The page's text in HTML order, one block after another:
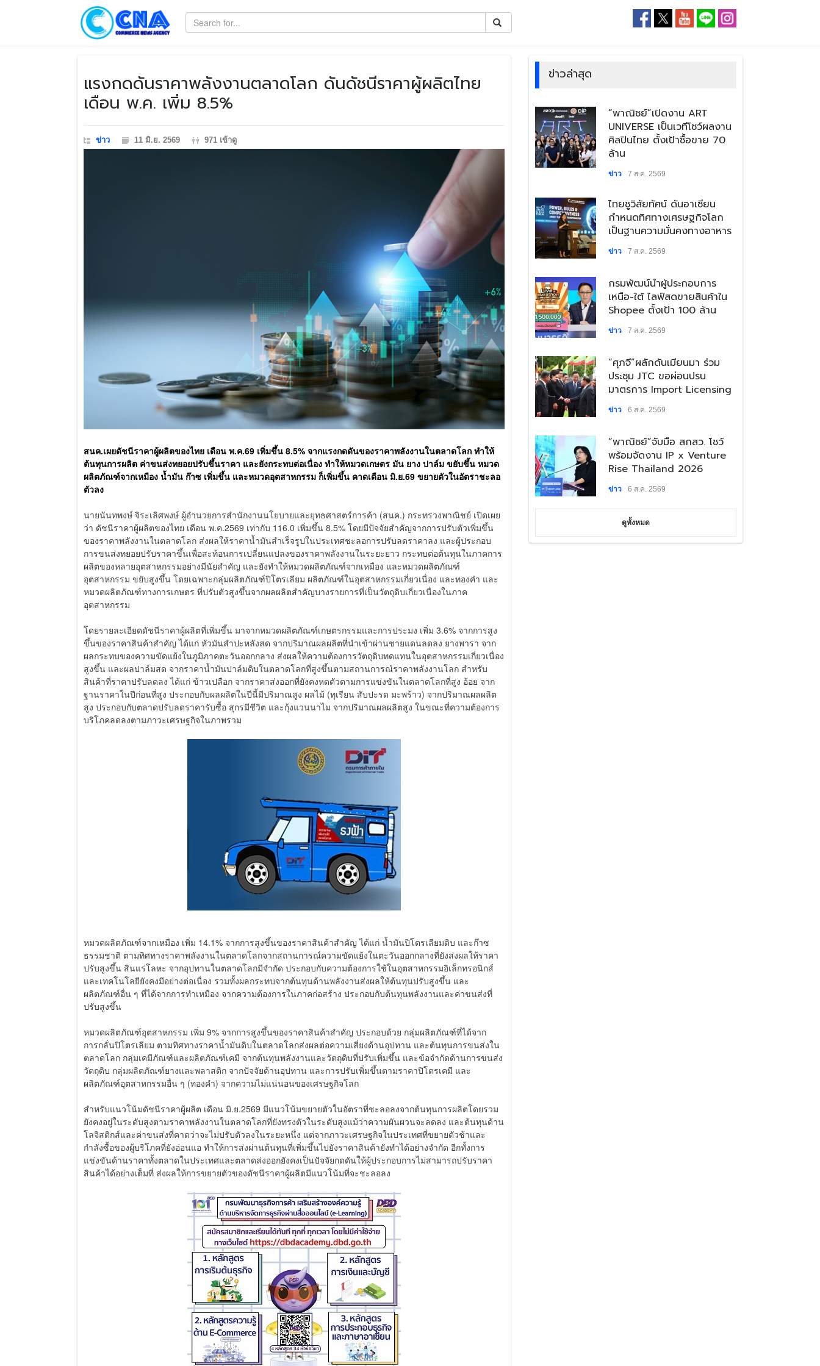
​แรงกดดันราคาพลังงานตลาดโลก ดันดัชนีราคาผู้ผลิตไทย
เดือน พ.ค. เพิ่ม 8.5%
ข่าว 11 มิ.ย. 2569 971 เข้าดู
สนค.เผยดัชนีราคาผู้ผลิตของไทย เดือน พ.ค.69 เพิ่มขึ้น 8.5% จากแรงกดดันของราคาพลังงานในตลาดโลก ทำให้
ต้นทุนการผลิต ค่าขนส่งทยอยปรับขึ้นราคา และยังกระทบต่อเนื่อง ทำให้หมวดเกษตร มัน ยาง ปาล์ม ขยับขึ้น หมวด
ผลิตภัณฑ์จากเหมือง น้ำมัน ก๊าซ เพิ่มขึ้น และหมวดอุตสาหกรรม ก็เพิ่มขึ้น คาดเดือน มิ.ย.69 ขยายตัวในอัตราชะลอ
ตัวลง
นายนันทพงษ์ จิระเลิศพงษ์ ผู้อำนวยการสำนักงานนโยบายและยุทธศาสตร์การค้า (สนค.) กระทรวงพาณิชย์ เปิดเผย
ว่า ดัชนีราคาผู้ผลิตของไทย เดือน พ.ค.2569 เท่ากับ 116.0 เพิ่มขึ้น 8.5% โดยมีปัจจัยสำคัญจากการปรับตัวเพิ่มขึ้น
ของราคาพลังงานในตลาดโลก ส่งผลให้ราคาน้ำมันสำเร็จรูปในประเทศชะลอการปรับลดราคาลง และผู้ประกอบ
การขนส่งทยอยปรับราคาขึ้นเพื่อสะท้อนการเปลี่ยนแปลงของราคาพลังงานในระยะยาว กระทบต่อต้นทุนในภาคการ
ผลิตของหลายอุตสาหกรรมอย่างมีนัยสำคัญ และยังทำให้หมวดผลิตภัณฑ์จากเหมือง และหมวดผลิตภัณฑ์
อุตสาหกรรม ขยับสูงขึ้น โดยเฉพาะกลุ่มผลิตภัณฑ์ปิโตรเลียม ผลิตภัณฑ์ในอุตสาหกรรมเกี่ยวเนื่อง และทองคำ และ
หมวดผลิตภัณฑ์ทางการเกษตร ที่ปรับตัวสูงขึ้นจากผลผลิตสำคัญบางรายการที่เป็นวัตถุดิบเกี่ยวเนื่องในภาค
อุตสาหกรรม
โดยรายละเอียดดัชนีราคาผู้ผลิตที่เพิ่มขึ้น มาจากหมวดผลิตภัณฑ์เกษตรกรรมและการประมง เพิ่ม 3.6% จากการสูง
ขึ้นของราคาสินค้าสำคัญ ได้แก่ หัวมันสำปะหลังสด จากปริมาณผลผลิตที่นำเข้าผ่านชายแดนลดลง ยางพารา จาก
ผลกระทบของความขัดแย้งในภูมิภาคตะวันออกกลาง ส่งผลให้ความต้องการวัตถุดิบทดแทนในอุตสาหกรรมเกี่ยวเนื่อง
สูงขึ้น และผลปาล์มสด จากราคาน้ำมันปาล์มดิบในตลาดโลกที่สูงขึ้นตามสถานการณ์ราคาพลังงานโลก สำหรับ
สินค้าที่ราคาปรับลดลง ได้แก่ ข้าวเปลือก จากราคาส่งออกที่ยังคงหดตัวตามการแข่งขันในตลาดโลกที่สูง อ้อย จาก
ฐานราคาในปีก่อนที่สูง ประกอบกับผลผลิตในปีนี้มีปริมาณสูง ผลไม้ (ทุเรียน สับปะรด มะพร้าว) จากปริมาณผลผลิต
สูง ประกอบกับตลาดปรับลดราคารับซื้อ สุกรมีชีวิต และกุ้งแวนนาไม จากปริมาณผลผลิตสูง ในขณะที่ความต้องการ
บริโภคลดลงตามภาวะเศรษฐกิจในภาพรวม
หมวดผลิตภัณฑ์จากเหมือง เพิ่ม 14.1% จากการสูงขึ้นของราคาสินค้าสำคัญ ได้แก่ น้ำมันปิโตรเลียมดิบ และก๊าซ
ธรรมชาติ ตามทิศทางราคาพลังงานในตลาดโลกจากสถานการณ์ความขัดแย้งในตะวันออกกลางที่ยังส่งผลให้ราคา
ปรับสูงขึ้น สินแร่โลหะ จากอุปทานในตลาดโลกมีจำกัด ประกอบกับความต้องการใช้ในอุตสาหกรรมอิเล็กทรอนิกส์
และเทคโนโลยียังคงมีอย่างต่อเนื่อง รวมทั้งผลกระทบจากต้นทุนด้านพลังงานส่งผลให้ต้นทุนปรับสูงขึ้น และ
ผลิตภัณฑ์อื่น ๆ ที่ได้จากการทำเหมือง จากความต้องการในภาคก่อสร้าง ประกอบกับต้นทุนพลังงานและค่าขนส่งที่
ปรับสูงขึ้น
หมวดผลิตภัณฑ์อุตสาหกรรม เพิ่ม 9% จากการสูงขึ้นของราคาสินค้าสำคัญ ประกอบด้วย กลุ่มผลิตภัณฑ์ที่ได้จาก
การกลั่นปิโตรเลียม ตามทิศทางราคาน้ำมันดิบในตลาดโลกส่งผลต่อความเสี่ยงด้านอุปทาน และต้นทุนการขนส่งใน
ตลาดโลก กลุ่มเคมีภัณฑ์และผลิตภัณฑ์เคมี จากต้นทุนพลังงานและวัตถุดิบที่ปรับเพิ่มขึ้น และข้อจำกัดด้านการขนส่ง
วัตถุดิบ กลุ่มผลิตภัณฑ์ยางและพลาสติก จากปัจจัยด้านอุปทาน และการปรับเพิ่มขึ้นตามราคาปิโตรเคมี และ
ผลิตภัณฑ์อุตสาหกรรมอื่น ๆ (ทองคำ) จากความไม่แน่นอนของเศรษฐกิจโลก
สำหรับแนวโน้มดัชนีราคาผู้ผลิต เดือน มิ.ย.2569 มีแนวโน้มขยายตัวในอัตราที่ชะลอลงจากต้นทุนการผลิตโดยรวม
ยังคงอยู่ในระดับสูงตามราคาพลังงานในตลาดโลกที่ยังทรงตัวในระดับสูงแม้ว่าความผันผวนจะลดลง และต้นทุนด้าน
โลจิสติกส์และค่าขนส่งที่คาดว่าจะไม่ปรับตัวลงในระยะหนึ่ง แต่จากภาวะเศรษฐกิจในประเทศที่ขยายตัวช้าและ
กำลังซื้อของผู้บริโภคที่ยังอ่อนแอ ทำให้การส่งผ่านต้นทุนที่เพิ่มขึ้นไปยังราคาสินค้ายังทำได้อย่างจำกัด อีกทั้งการ
แข่งขันด้านราคาทั้งตลาดในประเทศและตลาดส่งออกยังคงเป็นปัจจัยกดดันให้ผู้ประกอบการไม่สามารถปรับราคา
สินค้าได้อย่างเต็มที่ ส่งผลให้การขยายตัวของดัชนีราคาผู้ผลิตมีแนวโน้มที่จะชะลอลง
ข่าวล่าสุด
​“พาณิชย์”เปิดงาน ART
UNIVERSE เป็นเวทีโชว์ผลงาน
ศิลปินไทย ตั้งเป้าซื้อขาย 70
ล้าน
ข่าว 7 ส.ค. 2569
​ไทยชูวิสัยทัศน์ ดันอาเซียน
กำหนดทิศทางเศรษฐกิจโลก
เป็นฐานความมั่นคงทางอาหาร
ข่าว 7 ส.ค. 2569
​กรมพัฒน์นำผู้ประกอบการ
เหนือ-ใต้ ไลฟ์สดขายสินค้าใน
Shopee ตั้งเป้า 100 ล้าน
ข่าว 7 ส.ค. 2569
“ศุภจี”ผลักดันเมียนมา ร่วม
ประชุม JTC ขอผ่อนปรน
มาตรการ Import Licensing
ข่าว 6 ส.ค. 2569
​“พาณิชย์”จับมือ สกสว. โชว์
พร้อมจัดงาน IP x Venture
Rise Thailand 2026
ข่าว 6 ส.ค. 2569
ดูทั้งหมด